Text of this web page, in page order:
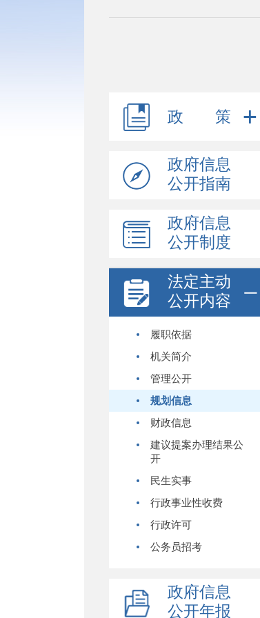
政 策
政府信息
公开指南
政府信息
公开制度
法定主动
公开内容
履职依据
机关简介
管理公开
规划信息
财政信息
建议提案办理结果公
开
民生实事
行政事业性收费
行政许可
公务员招考
政府信息
公开年报